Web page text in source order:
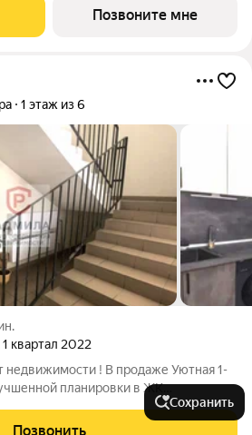
Яузы".Квартиры комплекса на
так и
Позвоните мне
1 этаж из 6
1 квартал 2022
недвижимости ! В продаже Уютная 1-
планировки в ЖК
с параметрами : Этаж - 1 Этажей в
Позвонить
Сохранить